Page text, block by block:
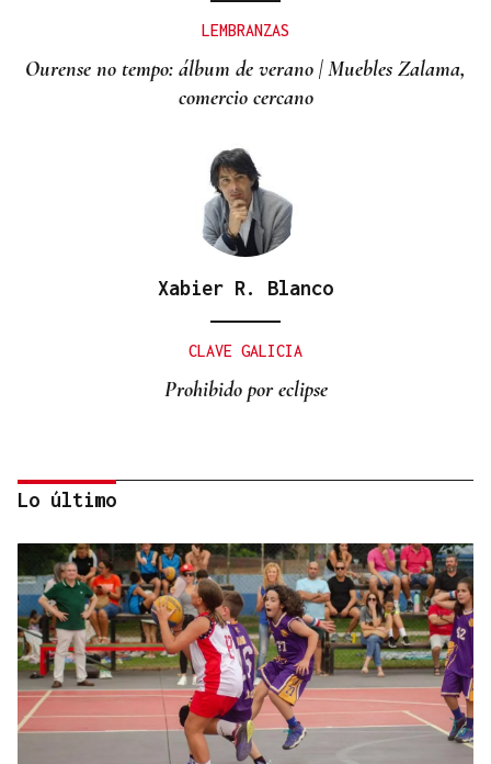
LEMBRANZAS
Ourense no tempo: álbum de verano | Muebles Zalama,
comercio cercano
Xabier R. Blanco
CLAVE GALICIA
Prohibido por eclipse
Lalo Pavón
O AFIADOR
Un día haberá autobuses
Lo último